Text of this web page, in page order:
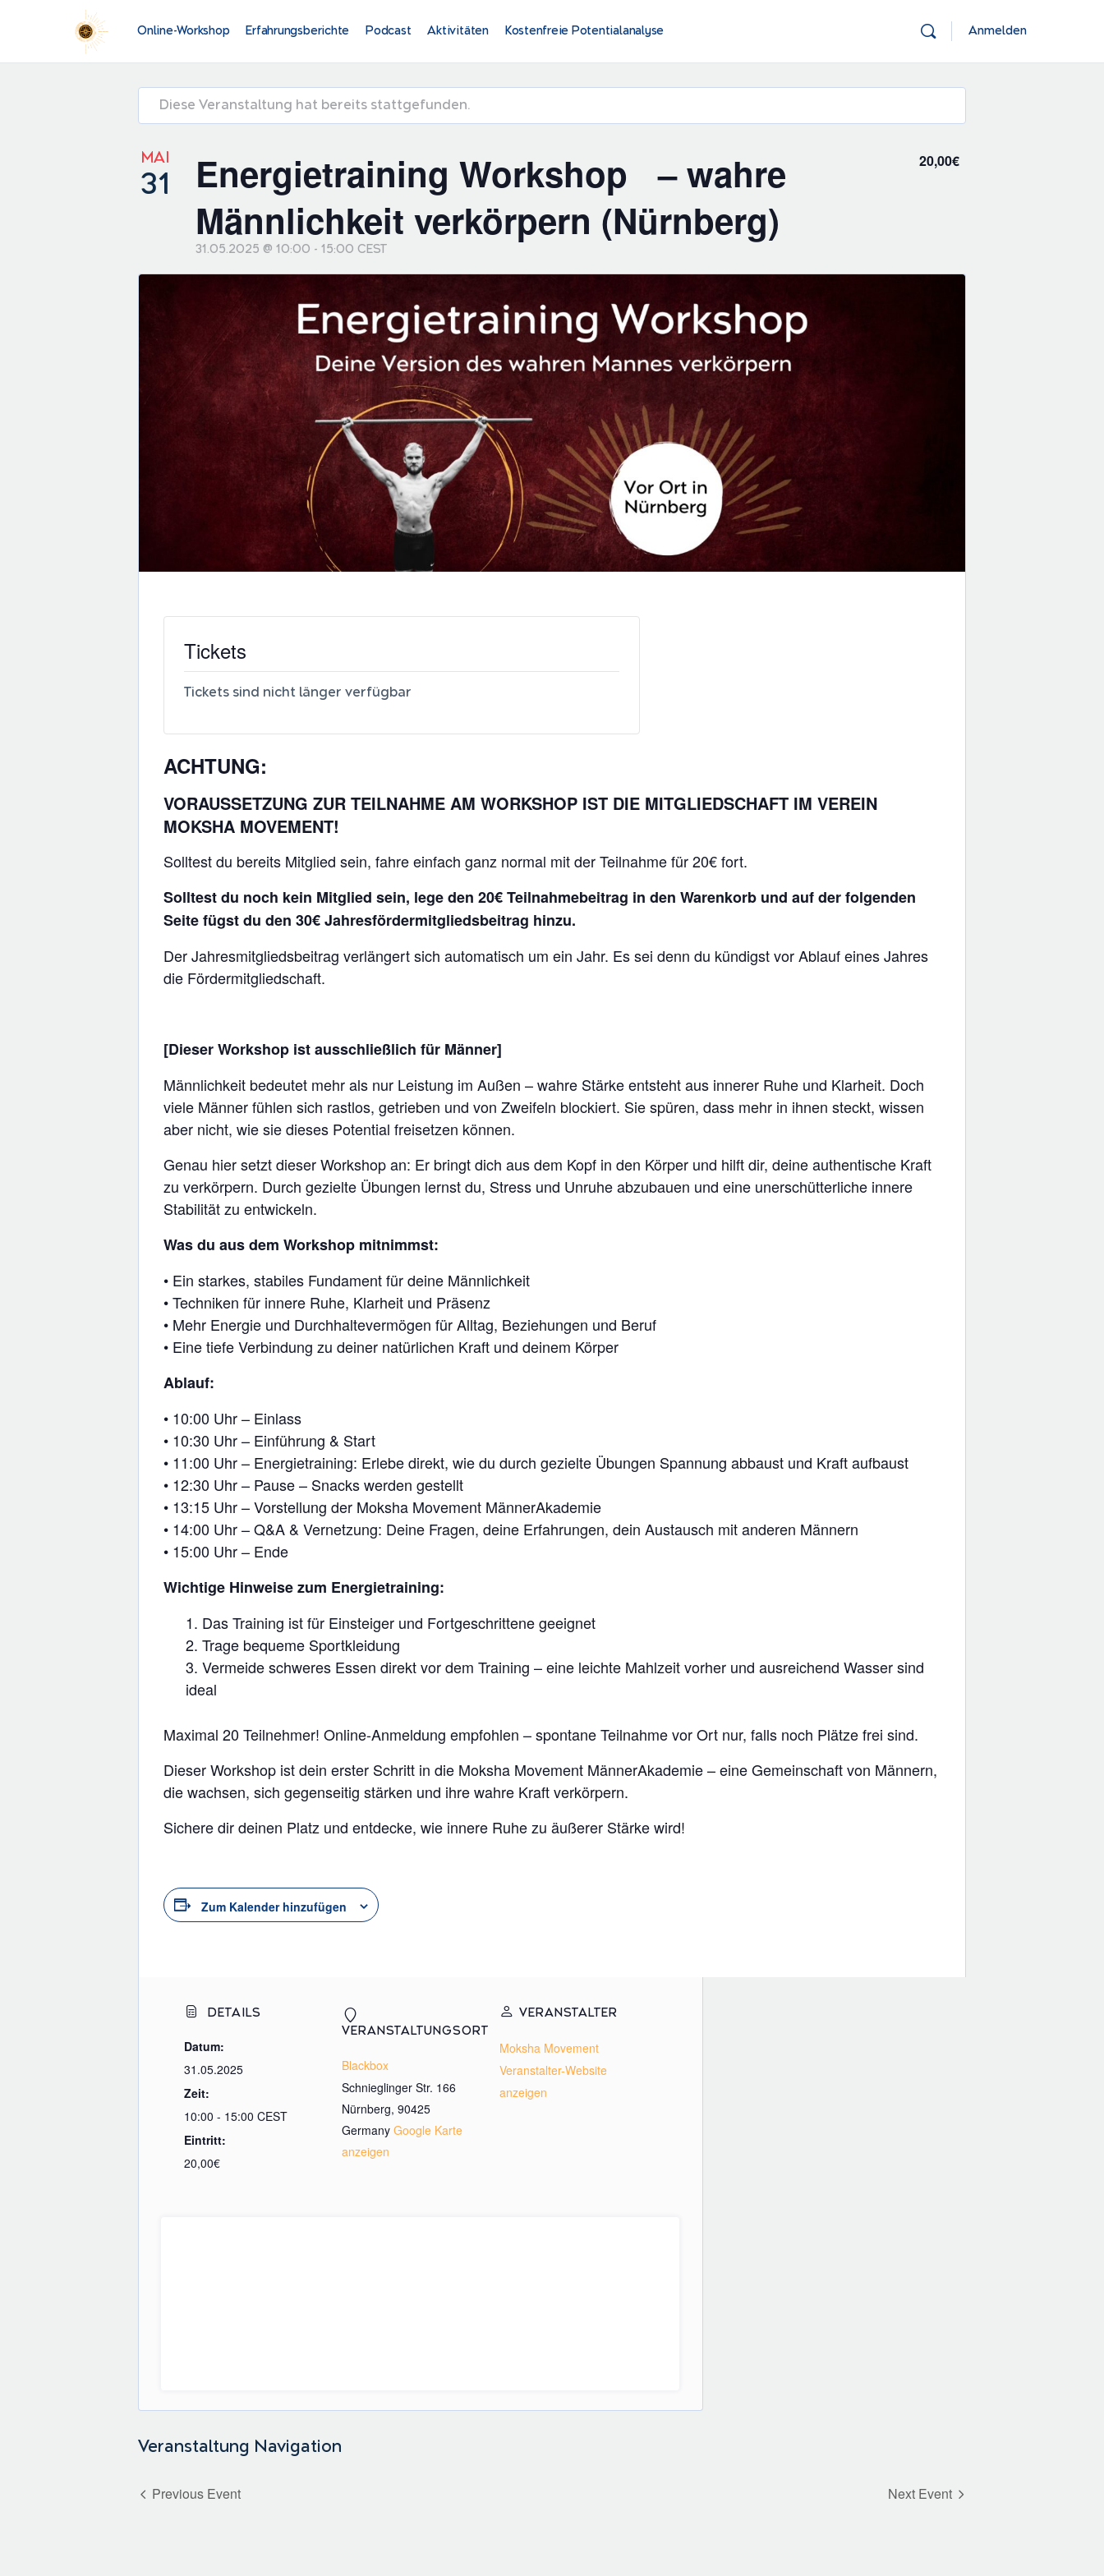
Online-Workshop Erfahrungsberichte Podcast Aktivitäten Kostenfreie Potentialanalyse Anmelden
Diese Veranstaltung hat bereits stattgefunden.
MAI
31
Energietraining Workshop – wahre
Männlichkeit verkörpern (Nürnberg)
31.05.2025 @ 10:00 - 15:00 CEST
20,00€
Tickets
Tickets sind nicht länger verfügbar
ACHTUNG:
VORAUSSETZUNG ZUR TEILNAHME AM WORKSHOP IST DIE MITGLIEDSCHAFT IM VEREIN
MOKSHA MOVEMENT!
Solltest du bereits Mitglied sein, fahre einfach ganz normal mit der Teilnahme für 20€ fort.
Solltest du noch kein Mitglied sein, lege den 20€ Teilnahmebeitrag in den Warenkorb und auf der folgenden
Seite fügst du den 30€ Jahresfördermitgliedsbeitrag hinzu.
Der Jahresmitgliedsbeitrag verlängert sich automatisch um ein Jahr. Es sei denn du kündigst vor Ablauf eines Jahres
die Fördermitgliedschaft.
[Dieser Workshop ist ausschließlich für Männer]
Männlichkeit bedeutet mehr als nur Leistung im Außen – wahre Stärke entsteht aus innerer Ruhe und Klarheit. Doch
viele Männer fühlen sich rastlos, getrieben und von Zweifeln blockiert. Sie spüren, dass mehr in ihnen steckt, wissen
aber nicht, wie sie dieses Potential freisetzen können.
Genau hier setzt dieser Workshop an: Er bringt dich aus dem Kopf in den Körper und hilft dir, deine authentische Kraft
zu verkörpern. Durch gezielte Übungen lernst du, Stress und Unruhe abzubauen und eine unerschütterliche innere
Stabilität zu entwickeln.
Was du aus dem Workshop mitnimmst:
• Ein starkes, stabiles Fundament für deine Männlichkeit
• Techniken für innere Ruhe, Klarheit und Präsenz
• Mehr Energie und Durchhaltevermögen für Alltag, Beziehungen und Beruf
• Eine tiefe Verbindung zu deiner natürlichen Kraft und deinem Körper
Ablauf:
• 10:00 Uhr – Einlass
• 10:30 Uhr – Einführung & Start
• 11:00 Uhr – Energietraining: Erlebe direkt, wie du durch gezielte Übungen Spannung abbaust und Kraft aufbaust
• 12:30 Uhr – Pause – Snacks werden gestellt
• 13:15 Uhr – Vorstellung der Moksha Movement MännerAkademie
• 14:00 Uhr – Q&A & Vernetzung: Deine Fragen, deine Erfahrungen, dein Austausch mit anderen Männern
• 15:00 Uhr – Ende
Wichtige Hinweise zum Energietraining:
Das Training ist für Einsteiger und Fortgeschrittene geeignet
Trage bequeme Sportkleidung
Vermeide schweres Essen direkt vor dem Training – eine leichte Mahlzeit vorher und ausreichend Wasser sind
ideal
Maximal 20 Teilnehmer! Online-Anmeldung empfohlen – spontane Teilnahme vor Ort nur, falls noch Plätze frei sind.
Dieser Workshop ist dein erster Schritt in die Moksha Movement MännerAkademie – eine Gemeinschaft von Männern,
die wachsen, sich gegenseitig stärken und ihre wahre Kraft verkörpern.
Sichere dir deinen Platz und entdecke, wie innere Ruhe zu äußerer Stärke wird!
Zum Kalender hinzufügen
DETAILS
Datum:
31.05.2025
Zeit:
10:00 - 15:00 CEST
Eintritt:
20,00€
VERANSTALTUNGSORT
Blackbox
Schnieglinger Str. 166
Nürnberg, 90425
Germany Google Karte
anzeigen
VERANSTALTER
Moksha Movement
Veranstalter-Website
anzeigen
Veranstaltung Navigation
Previous Event Next Event